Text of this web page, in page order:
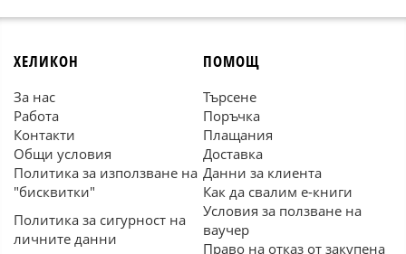
ХЕЛИКОН
За нас
Работа
Контакти
Общи условия
Политика за използване на
"бисквитки"
Политика за сигурност на
личните данни
ПОМОЩ
Търсене
Поръчка
Плащания
Доставка
Данни за клиента
Как да свалим е-книги
Условия за ползване на
ваучер
Право на отказ от закупена